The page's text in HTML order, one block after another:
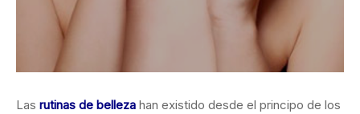
Las rutinas de belleza han existido desde el principo de los